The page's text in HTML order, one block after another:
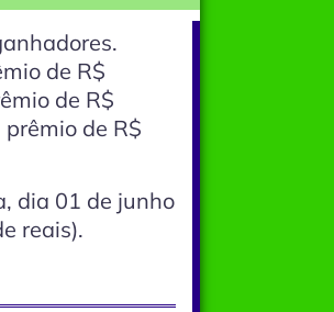
de R$
de R$
de R$
dia 01 de junho
reais).